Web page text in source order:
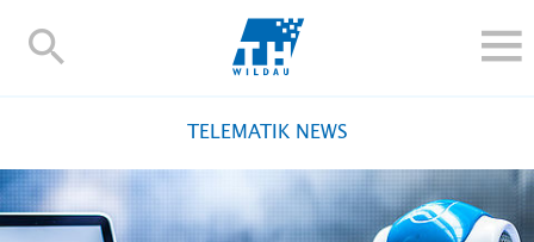
TH-
ALUMNI
TELEMATIK NEWS